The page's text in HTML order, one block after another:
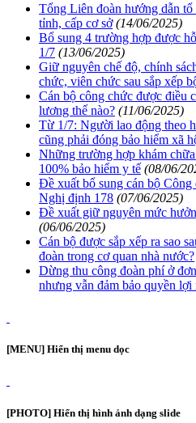
Tổng Liên đoàn hướng dẫn
tỉnh, cấp cơ sở (14/06/2025)
Bổ sung 4 trường hợp được
1/7 (13/06/2025)
Giữ nguyên chế độ, chính
chức, viên chức sau sắp xếp
Cán bộ công chức được điều
lương thế nào? (11/06/2025)
Từ 1/7: Người lao động theo
cũng phải đóng bảo hiểm xã
Những trường hợp khám
100% bảo hiểm y tế (08/06/
Đề xuất bổ sung cán bộ
Nghị định 178 (07/06/2025)
Đề xuất giữ nguyên mức
(06/06/2025)
Cán bộ được sắp xếp ra sao
đoàn trong cơ quan nhà nước?
Dừng thu công đoàn phí ở
nhưng vẫn đảm bảo quyền
[MENU] Hiển thị menu dọc
[PHOTO] Hiển thị hình ảnh dạng slide